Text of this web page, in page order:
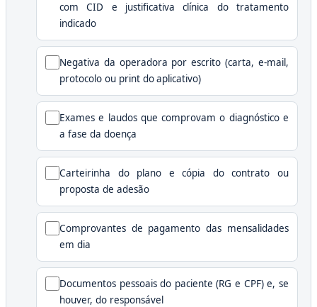
com CID e justificativa clínica do tratamento
indicado
Negativa da operadora por escrito (carta, e-mail,
protocolo ou print do aplicativo)
Exames e laudos que comprovam o diagnóstico e
a fase da doença
Carteirinha do plano e cópia do contrato ou
proposta de adesão
Comprovantes de pagamento das mensalidades
em dia
Documentos pessoais do paciente (RG e CPF) e, se
houver, do responsável